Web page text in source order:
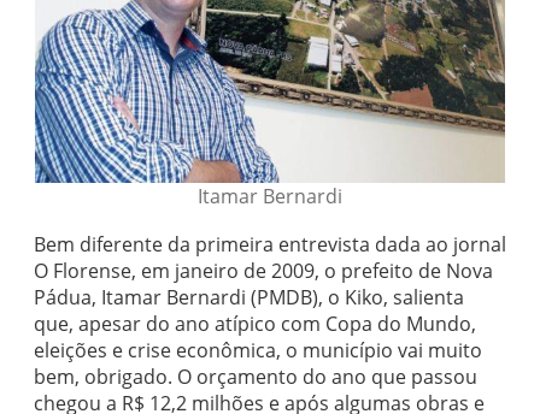
Itamar Bernardi
Bem diferente da primeira entrevista dada ao jornal
O Florense, em janeiro de 2009, o prefeito de Nova
Pádua, Itamar Bernardi (PMDB), o Kiko, salienta
que, apesar do ano atípico com Copa do Mundo,
eleições e crise econômica, o município vai muito
bem, obrigado. O orçamento do ano que passou
chegou a R$ 12,2 milhões e após algumas obras e